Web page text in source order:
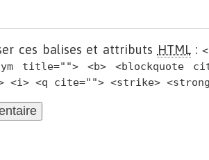
ces balises et attributs HTML:
title=""> <b> <blockquote
<i> <q cite=""> <strike>